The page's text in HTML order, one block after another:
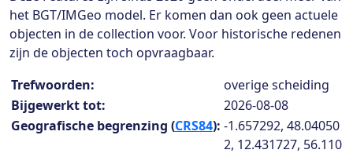
het BGT/IMGeo model. Er komen dan ook geen actuele
objecten in de collection voor. Voor historische redenen
zijn de objecten toch opvraagbaar.
Collection details
Trefwoorden:
overige scheiding
Bijgewerkt tot:
2026-08-08
Geografische begrenzing (CRS84): -1.657292, 48.04050
2, 12.431727, 56.110